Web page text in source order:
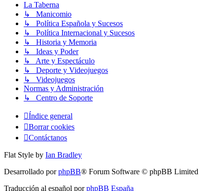
La Taberna
↳ Manicomio
↳ Política Española y Sucesos
↳ Política Internacional y Sucesos
↳ Historia y Memoria
↳ Ideas y Poder
↳ Arte y Espectáculo
↳ Deporte y Videojuegos
↳ Videojuegos
Normas y Administración
↳ Centro de Soporte
Índice general
Borrar cookies
Contáctanos
Flat Style by Ian Bradley
Desarrollado porphpBB® Forum Software © phpBB Limited
Traducción al español porphpBB España